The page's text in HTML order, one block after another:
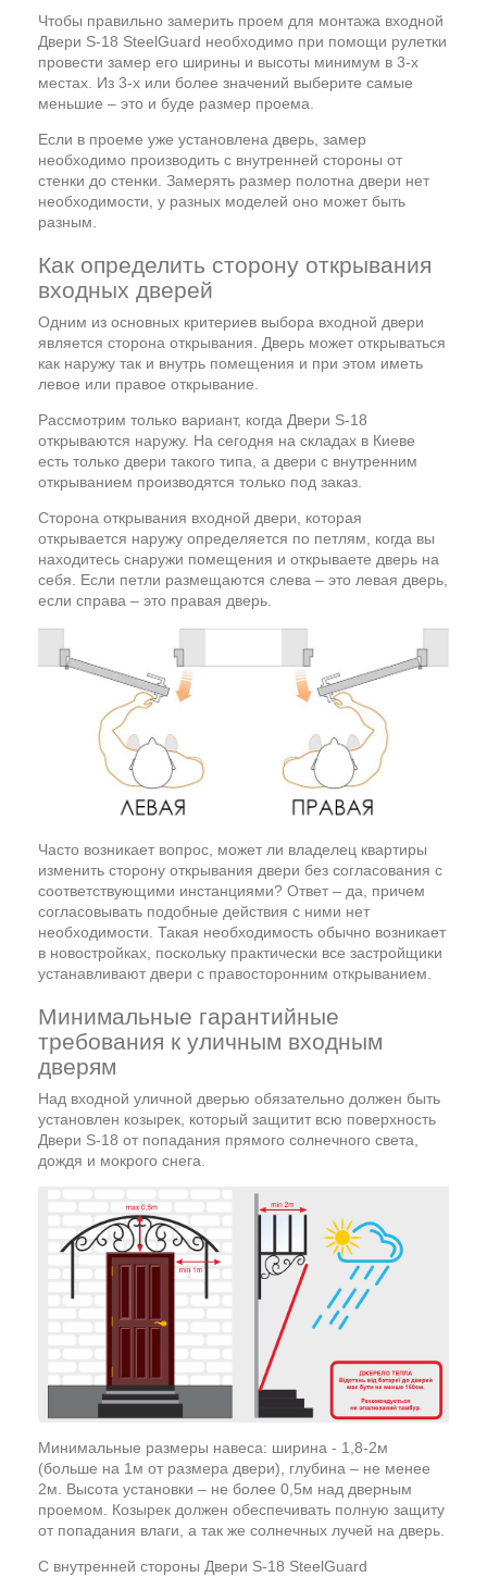
Чтобы правильно замерить проем для монтажа входной
Двери S-18 SteelGuard необходимо при помощи рулетки
провести замер его ширины и высоты минимум в 3-х
местах. Из 3-х или более значений выберите самые
меньшие – это и буде размер проема.
Если в проеме уже установлена дверь, замер
необходимо производить с внутренней стороны от
стенки до стенки. Замерять размер полотна двери нет
необходимости, у разных моделей оно может быть
разным.
Как определить сторону открывания
входных дверей
Одним из основных критериев выбора входной двери
является сторона открывания. Дверь может открываться
как наружу так и внутрь помещения и при этом иметь
левое или правое открывание.
Рассмотрим только вариант, когда Двери S-18
открываются наружу. На сегодня на складах в Киеве
есть только двери такого типа, а двери с внутренним
открыванием производятся только под заказ.
Сторона открывания входной двери, которая
открывается наружу определяется по петлям, когда вы
находитесь снаружи помещения и открываете дверь на
себя. Если петли размещаются слева – это левая дверь,
если справа – это правая дверь.
Часто возникает вопрос, может ли владелец квартиры
изменить сторону открывания двери без согласования с
соответствующими инстанциями? Ответ – да, причем
согласовывать подобные действия с ними нет
необходимости. Такая необходимость обычно возникает
в новостройках, поскольку практически все застройщики
устанавливают двери с правосторонним открыванием.
Минимальные гарантийные
требования к уличным входным
дверям
Над входной уличной дверью обязательно должен быть
установлен козырек, который защитит всю поверхность
Двери S-18 от попадания прямого солнечного света,
дождя и мокрого снега.
Минимальные размеры навеса: ширина - 1,8-2м
(больше на 1м от размера двери), глубина – не менее
2м. Высота установки – не более 0,5м над дверным
проемом. Козырек должен обеспечивать полную защиту
от попадания влаги, а так же солнечных лучей на дверь.
С внутренней стороны Двери S-18 SteelGuard